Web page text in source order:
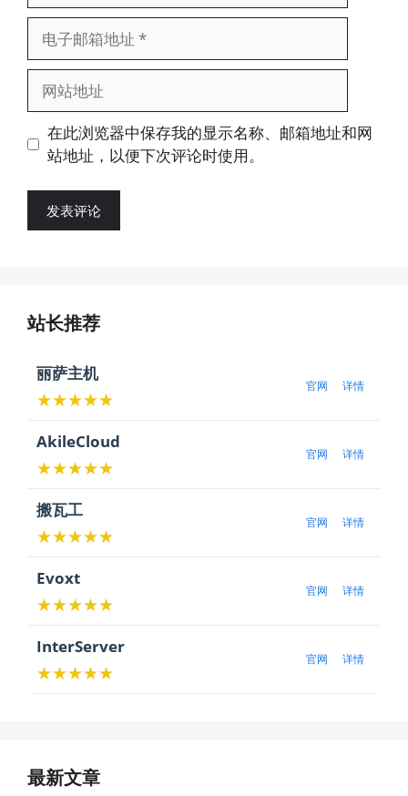
邮
地
址
址
在此浏览器中保存我的显示名称、邮箱地址和网
站地址，以便下次评论时使用。
站长推荐
丽萨主机
★★★★★
官网 详情
AkileCloud
★★★★★
官网 详情
搬瓦工
★★★★★
官网 详情
Evoxt
★★★★★
官网 详情
InterServer
★★★★★
官网 详情
最新文章